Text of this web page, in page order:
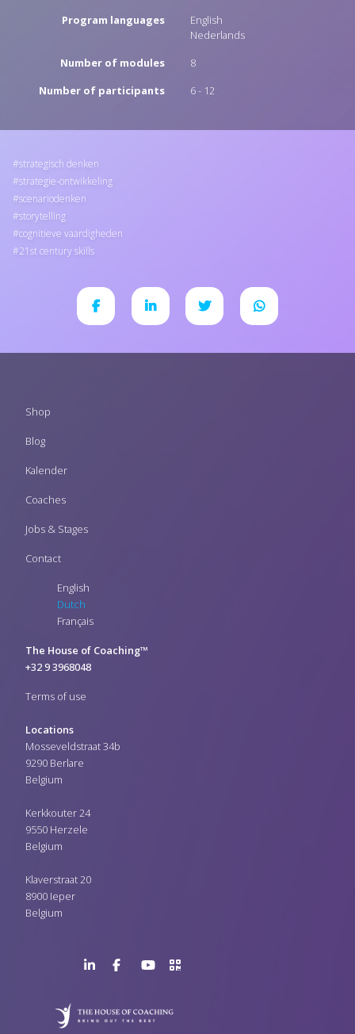
Program languages
English
Nederlands
Number of modules
8
Number of participants
6 - 12
strategisch denken
strategie-ontwikkeling
scenariodenken
storytelling
cognitieve vaardigheden
21st century skills
Footer
Shop
Blog
Kalender
Coaches
Jobs & Stages
Contact
English
Dutch
Français
The House of Coaching™
+32 9 3968048
Terms of use
Locations
Mosseveldstraat 34b
9290 Berlare
Belgium
Kerkkouter 24
9550 Herzele
Belgium
Klaverstraat 20
8900 Ieper
Belgium
PagePageChannel
QR